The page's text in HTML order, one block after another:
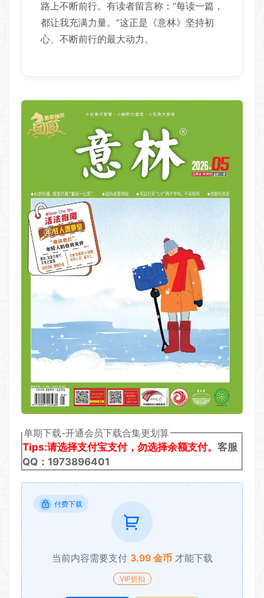
路上不断前行。有读者留言称：“每读一篇，
都让我充满力量。”这正是《意林》坚持初
心、不断前行的最大动力。
单期下载-开通会员下载合集更划算
Tips:请选择支付宝支付，勿选择余额支付。 客服
QQ：1973896401
付费下载
当前内容需要支付 3.99 金币 才能下载
VIP折扣